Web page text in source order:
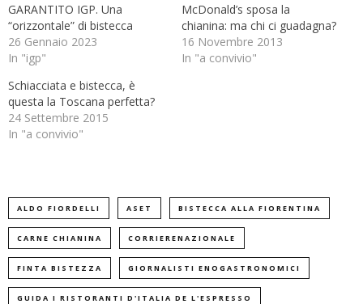
GARANTITO IGP. Una
“orizzontale” di bistecca
26 Gennaio 2023
In "igp"
McDonald’s sposa la
chianina: ma chi ci guadagna?
16 Novembre 2013
In "a convivio"
Schiacciata e bistecca, è
questa la Toscana perfetta?
24 Settembre 2015
In "a convivio"
ALDO FIORDELLI ASET BISTECCA ALLA FIORENTINA
CARNE CHIANINA CORRIERENAZIONALE
FINTA BISTEZZA GIORNALISTI ENOGASTRONOMICI
GUIDA I RISTORANTI D'ITALIA DE L'ESPRESSO